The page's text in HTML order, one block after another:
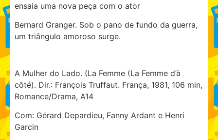
ensaia uma nova peça com o ator
Bernard Granger. Sob o pano de fundo da guerra,
um triângulo amoroso surge.
A Mulher do Lado. (La Femme (La Femme d’à
côté). Dir.: François Truffaut. França, 1981, 106 min,
Romance/Drama, A14
Com: Gérard Depardieu, Fanny Ardant e Henri
Garcin